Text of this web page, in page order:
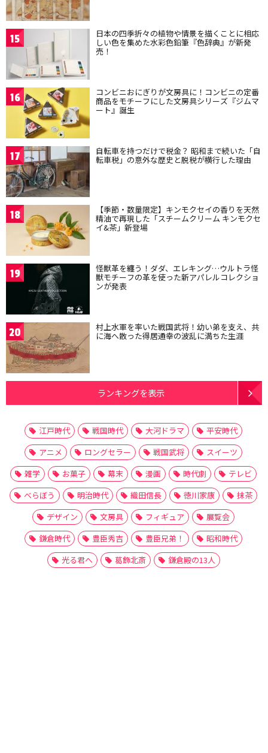
15 日本の四季折々の植物や情景を描くことに相応
しい色を集めた水彩色鉛筆『色辞典』が新発
売！
16 コンビニおにぎりが文房具に！コンビニの定番
商品をモチーフにした文房具シリーズ『ジムマ
ート』誕生
17 自転車を持つだけで税金？ 昭和まで続いた「自
転車税」の意外な歴史と脱税が横行した理由
18 【季節・数量限定】キンモクセイの香りを天然
精油で再現した「スチームクリーム キンモクセ
イ&茶」新登場
19 怪獣革を纏う！ダダ、エレキング…ウルトラ怪
獣モチーフの革を使った新アパレルコレクショ
ンが発表
20 村上水軍を率いた戦国武将！幼い弟を支え、共
に海へ散った得居通幸の波乱に満ちた生涯
ランキングを表示
江戸時代 戦国時代 大河ドラマ
平安時代
アニメ
ロングセラー 戦国武将
スイーツ
雑学
お菓子 幕末 漫画 時代劇
テレビ
べらぼう
明治時代 織田信長 徳川家康
抹茶
デザイン
文房具 フィギュア
展覧会
鎌倉時代
豊臣秀吉 豊臣兄弟！
昭和時代
光る君へ
葛飾北斎 鎌倉殿の13人